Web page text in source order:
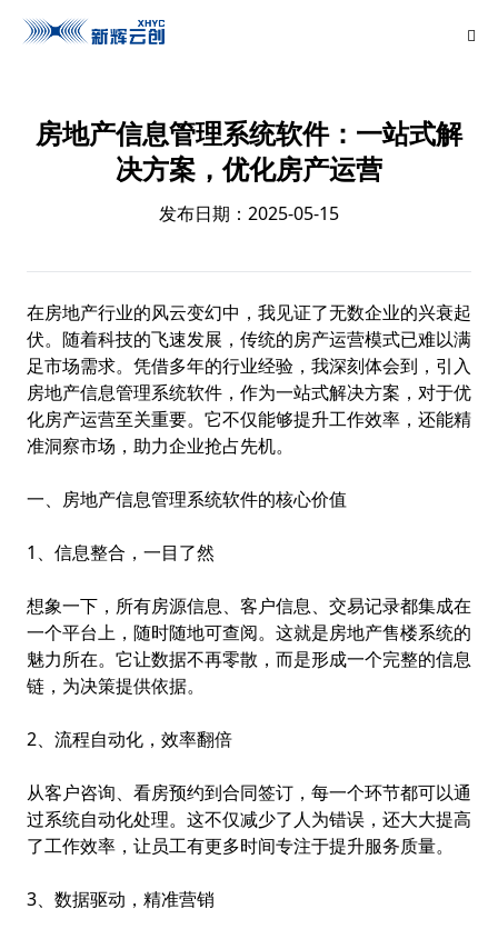
房地产信息管理系统软件：一站式解
决方案，优化房产运营
发布日期：2025-05-15
在房地产行业的风云变幻中，我见证了无数企业的兴衰起
伏。随着科技的飞速发展，传统的房产运营模式已难以满
足市场需求。凭借多年的行业经验，我深刻体会到，引入
房地产信息管理系统软件，作为一站式解决方案，对于优
化房产运营至关重要。它不仅能够提升工作效率，还能精
准洞察市场，助力企业抢占先机。
一、房地产信息管理系统软件的核心价值
1、信息整合，一目了然
想象一下，所有房源信息、客户信息、交易记录都集成在
一个平台上，随时随地可查阅。这就是房地产售楼系统的
魅力所在。它让数据不再零散，而是形成一个完整的信息
链，为决策提供依据。
2、流程自动化，效率翻倍
从客户咨询、看房预约到合同签订，每一个环节都可以通
过系统自动化处理。这不仅减少了人为错误，还大大提高
了工作效率，让员工有更多时间专注于提升服务质量。
3、数据驱动，精准营销